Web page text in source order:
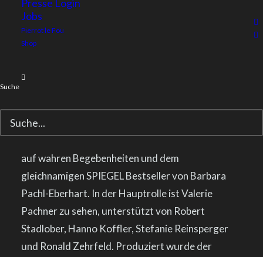
Presse Login
Jobs
Pierrot le Fou
Shop
Suche
GOIGINGER
wir freuen uns sehr, Ihnen den Starttermin von
ausgezeichneten Regisseurs Adrian Goiginger –
DER FUCHS – bekannt zu geben.
auf wahren Begebenheiten und dem
gleichnamigen SPIEGEL Bestseller von Barbara
Pachl-Eberhart. In der Hauptrolle ist Valerie
Pachner zu sehen, unterstützt von Robert
Stadlober, Hanno Koffler, Stefanie Reinsperger
und Ronald Zehrfeld. Produziert wurde der